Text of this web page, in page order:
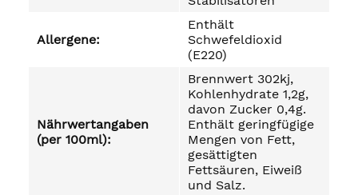
Allergene:
Enthält
Schwefeldioxid
(E220)
Nährwertangaben
(per 100ml):
Brennwert 302kj,
Kohlenhydrate 1,2g,
davon Zucker 0,4g.
Enthält geringfügige
Mengen von Fett,
gesättigten
Fettsäuren, Eiweiß
und Salz.